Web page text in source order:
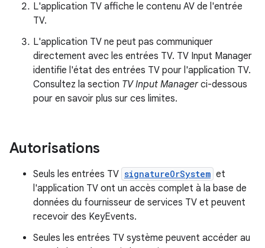
L'application TV affiche le contenu AV de l'entrée
TV.
L'application TV ne peut pas communiquer
directement avec les entrées TV. TV Input Manager
identifie l'état des entrées TV pour l'application TV.
Consultez la section TV Input Managerci-dessous
pour en savoir plus sur ces limites.
Autorisations
Seuls les entrées TV signatureOrSystem et
l'application TV ont un accès complet à la base de
données du fournisseur de services TV et peuvent
recevoir des KeyEvents.
Seules les entrées TV système peuvent accéder au